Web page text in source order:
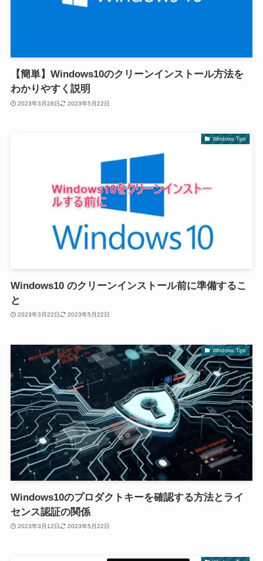
【簡単】Windows10のクリーンインストール方法を
わかりやすく説明
2023年3月28日 2023年5月22日
Windows Tips
Windows10 のクリーンインストール前に準備するこ
と
2023年3月22日 2023年5月22日
Windows Tips
Windows10のプロダクトキーを確認する方法とライ
センス認証の関係
2023年3月12日 2023年5月22日